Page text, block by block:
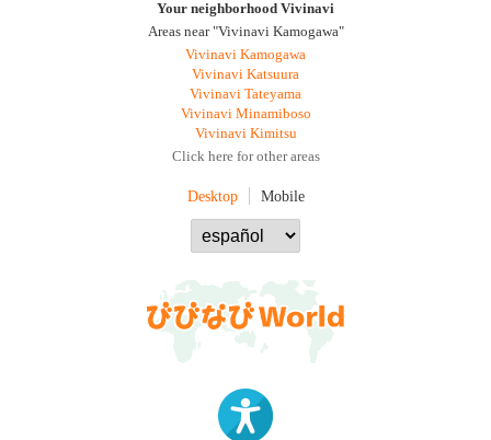
Your neighborhood Vivinavi
Areas near "Vivinavi Kamogawa"
Vivinavi Kamogawa
Vivinavi Katsuura
Vivinavi Tateyama
Vivinavi Minamiboso
Vivinavi Kimitsu
Click here for other areas
Desktop Mobile